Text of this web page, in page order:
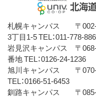
札幌キャンパス 〒002-
3丁目1-5 TEL：011-778-
岩見沢キャンパス 〒
番地 TEL：0126-24-1236
旭川キャンパス 〒070-
TEL：0166-51-6453
釧路キャンパス 〒085-